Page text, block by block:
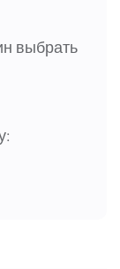
выбрать